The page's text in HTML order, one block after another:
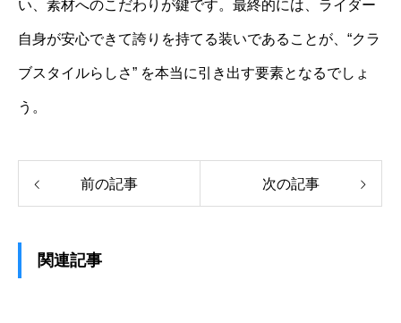
い、素材へのこだわりが鍵です。最終的には、ライダー
自身が安心できて誇りを持てる装いであることが、“クラ
ブスタイルらしさ” を本当に引き出す要素となるでしょ
う。
前の記事 次の記事
関連記事